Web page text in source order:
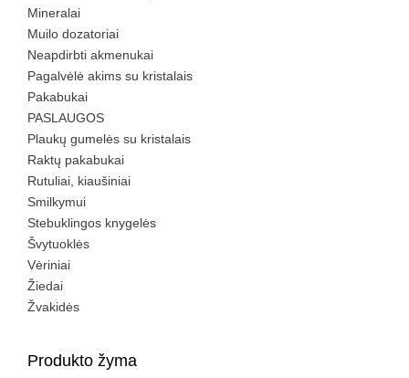
Mineralai
Muilo dozatoriai
Neapdirbti akmenukai
Pagalvėlė akims su kristalais
Pakabukai
PASLAUGOS
Plaukų gumelės su kristalais
Raktų pakabukai
Rutuliai, kiaušiniai
Smilkymui
Stebuklingos knygelės
Švytuoklės
Vėriniai
Žiedai
Žvakidės
Produkto žyma